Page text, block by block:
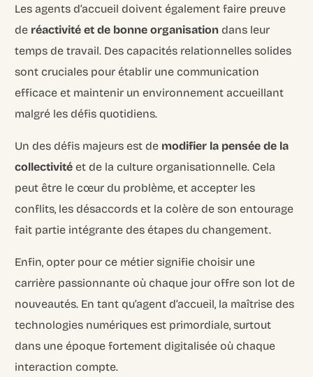
Les agents d’accueil doivent également faire preuve
de réactivité et de bonne organisation dans leur
temps de travail. Des capacités relationnelles solides
sont cruciales pour établir une communication
efficace et maintenir un environnement accueillant
malgré les défis quotidiens.
Un des défis majeurs est de modifier la pensée de la
collectivité et de la culture organisationnelle. Cela
peut être le cœur du problème, et accepter les
conflits, les désaccords et la colère de son entourage
fait partie intégrante des étapes du changement.
Enfin, opter pour ce métier signifie choisir une
carrière passionnante où chaque jour offre son lot de
nouveautés. En tant qu’agent d’accueil, la maîtrise des
technologies numériques est primordiale, surtout
dans une époque fortement digitalisée où chaque
interaction compte.